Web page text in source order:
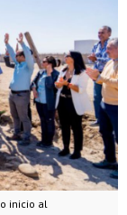
inicio al